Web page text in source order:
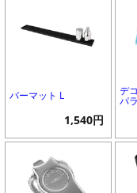
バーマット L
1,540円
デ
パ